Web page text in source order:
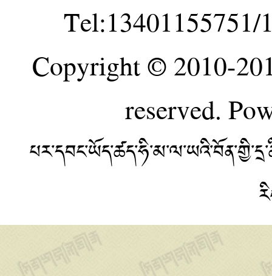
Tel:13401155751/
Copyright © 2010-
reserved.